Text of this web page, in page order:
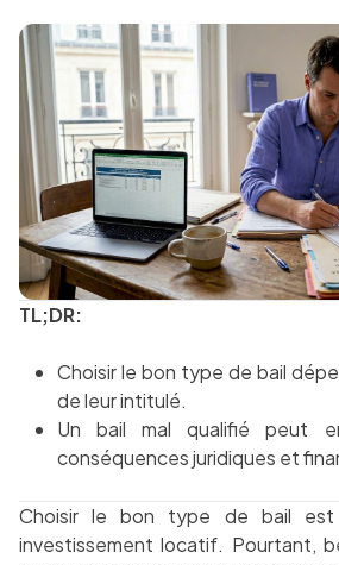
TL;DR:
Choisir le bon type de bail
de leur intitulé.
Un bail mal qualifié peut
conséquences juridiques et
Choisir le bon type de bail est
investissement locatif. Pourtant,